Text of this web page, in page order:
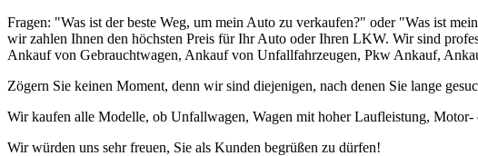
Fragen: "Was ist der beste Weg, um mein Auto zu verkaufen?" oder "Was ist
wir zahlen Ihnen den höchsten Preis für Ihr Auto oder Ihren LKW. Wir sind
Ankauf von Gebrauchtwagen, Ankauf von Unfallfahrzeugen, Pkw Ankauf,
Zögern Sie keinen Moment, denn wir sind diejenigen, nach denen Sie lange
Wir kaufen alle Modelle, ob Unfallwagen, Wagen mit hoher Laufleistung, Motor-
Wir würden uns sehr freuen, Sie als Kunden begrüßen zu dürfen!